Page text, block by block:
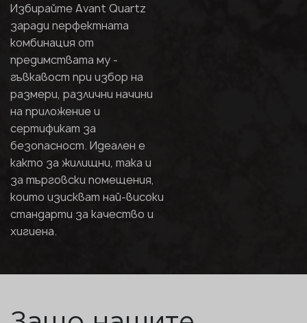
Избирайте Avant Quartz
заради перфектната
комбинация от
предимствата му -
гъвкавост при избор на
размери, различни начини
на приложение и
сертификат за
безопасност. Идеален е
както за жилищни, така и
за търговски помещения,
които изискват най-високи
стандарти за качество и
хигиена.